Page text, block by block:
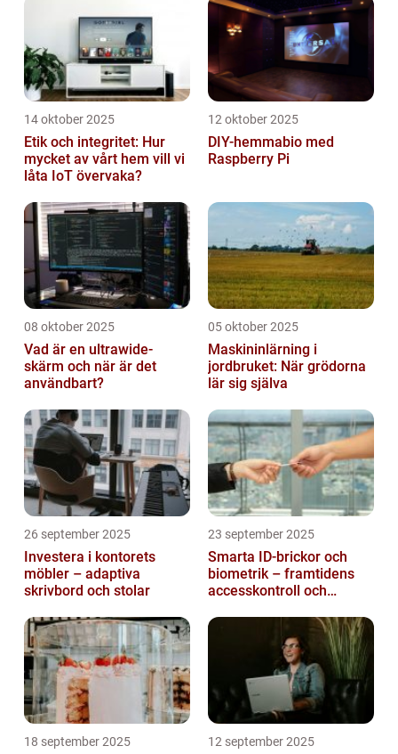
14 oktober 2025
Etik och integritet: Hur
mycket av vårt hem vill vi
låta IoT övervaka?
12 oktober 2025
DIY-hemmabio med
Raspberry Pi
08 oktober 2025
Vad är en ultrawide-
skärm och när är det
användbart?
05 oktober 2025
Maskininlärning i
jordbruket: När grödorna
lär sig själva
26 september 2025
Investera i kontorets
möbler – adaptiva
skrivbord och stolar
23 september 2025
Smarta ID-brickor och
biometrik – framtidens
accesskontroll och
18 september 2025 12 september 2025